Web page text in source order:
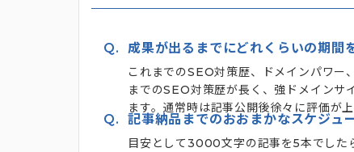
Q. 成果が出るまでにどれくらいの期間
これまでのSEO対策歴、ドメインパワー
までのSEO対策歴が長く、強ドメインサ
ます。通常時は記事公開後徐々に評価が
Q. 記事納品までのおおまかなスケジュ
目安として3000文字の記事を5本でした